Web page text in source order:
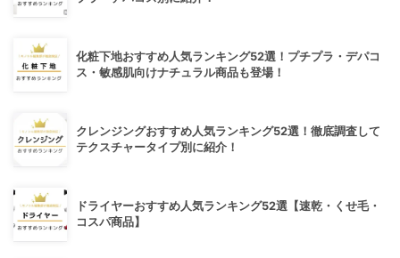
化粧下地おすすめ人気ランキング52選！プチプラ・デパコ
ス・敏感肌向けナチュラル商品も登場！
クレンジングおすすめ人気ランキング52選！徹底調査して
テクスチャータイプ別に紹介！
ドライヤーおすすめ人気ランキング52選【速乾・くせ毛・
コスパ商品】